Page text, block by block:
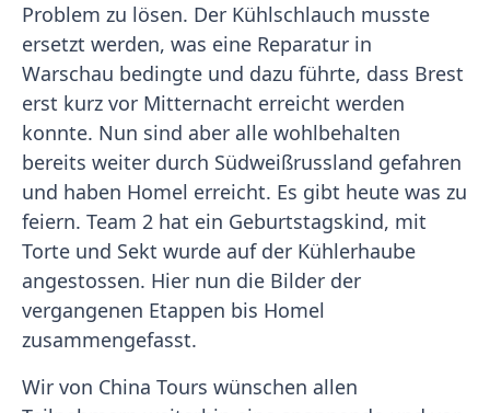
Problem zu lösen. Der Kühlschlauch musste
ersetzt werden, was eine Reparatur in
Warschau bedingte und dazu führte, dass Brest
erst kurz vor Mitternacht erreicht werden
konnte. Nun sind aber alle wohlbehalten
bereits weiter durch Südweißrussland gefahren
und haben Homel erreicht. Es gibt heute was zu
feiern. Team 2 hat ein Geburtstagskind, mit
Torte und Sekt wurde auf der Kühlerhaube
angestossen. Hier nun die Bilder der
vergangenen Etappen bis Homel
zusammengefasst.
Wir von China Tours wünschen allen